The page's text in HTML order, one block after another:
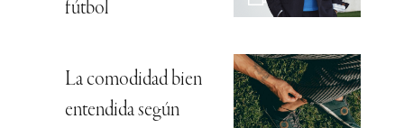
fútbol
La comodidad bien
entendida según